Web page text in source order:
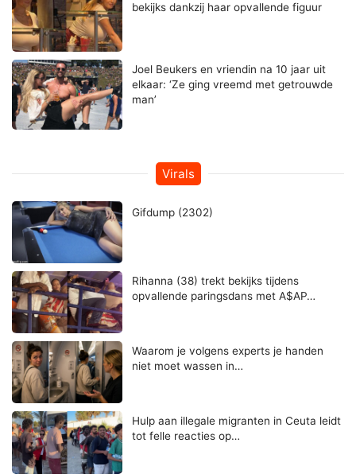
bekijks dankzij haar opvallende figuur
Joel Beukers en vriendin na 10 jaar uit
elkaar: ‘Ze ging vreemd met getrouwde
man’
Virals
Gifdump (2302)
Rihanna (38) trekt bekijks tijdens
opvallende paringsdans met A$AP…
Waarom je volgens experts je handen
niet moet wassen in…
Hulp aan illegale migranten in Ceuta leidt
tot felle reacties op…